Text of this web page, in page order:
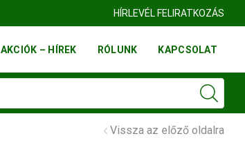
HÍRLEVÉL FELIRATKOZÁS
AKCIÓK – HÍREK RÓLUNK KAPCSOLAT
Vissza az előző oldalra